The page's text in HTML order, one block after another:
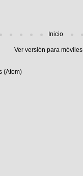
Inicio
Ver versión para móviles
(Atom)